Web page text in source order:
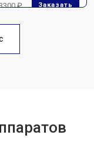
₽ Заказать